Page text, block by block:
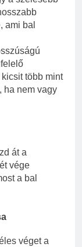
ami bal
több mint
ha nem vagy
át a
vége
a bal
véget a